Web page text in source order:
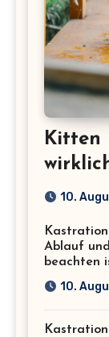
Kitten
10.
Ablauf
beachten
10.